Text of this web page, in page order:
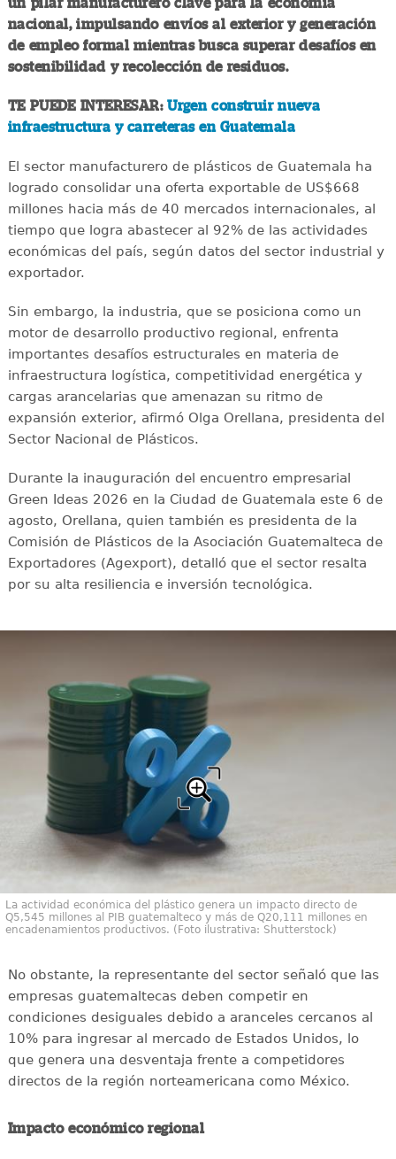
nacional, impulsando envíos al exterior y generación
de empleo formal mientras busca superar desafíos en
sostenibilidad y recolección de residuos.
TE PUEDE INTERESAR:Urgen construir nueva
infraestructura y carreteras en Guatemala
El sector manufacturero de plásticos de Guatemala ha
logrado consolidar una oferta exportable de US$668
millones hacia más de 40 mercados internacionales, al
tiempo que logra abastecer al 92% de las actividades
económicas del país, según datos del sector industrial y
exportador.
Sin embargo, la industria, que se posiciona como un
motor de desarrollo productivo regional, enfrenta
importantes desafíos estructurales en materia de
infraestructura logística, competitividad energética y
cargas arancelarias que amenazan su ritmo de
expansión exterior, afirmó Olga Orellana, presidenta del
Sector Nacional de Plásticos.
Durante la inauguración del encuentro empresarial
Green Ideas 2026 en la Ciudad de Guatemala este 6 de
agosto, Orellana, quien también es presidenta de la
Comisión de Plásticos de la Asociación Guatemalteca de
Exportadores (Agexport), detalló que el sector resalta
por su alta resiliencia e inversión tecnológica.
La actividad económica del plástico genera un impacto directo de
Q5,545 millones al PIB guatemalteco y más de Q20,111 millones en
encadenamientos productivos. (Foto ilustrativa: Shutterstock)
No obstante, la representante del sector señaló que las
empresas guatemaltecas deben competir en
condiciones desiguales debido a aranceles cercanos al
10% para ingresar al mercado de Estados Unidos, lo
que genera una desventaja frente a competidores
directos de la región norteamericana como México.
Impacto económico regional